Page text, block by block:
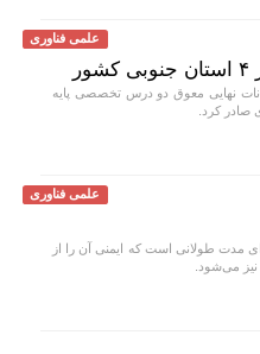
علمی فناوری
نهایی معوق دو درس تخصصی پایه
صادر کرد.
علمی فناوری
مدت طولانی است که ایمنی آن را از
می‌شود.